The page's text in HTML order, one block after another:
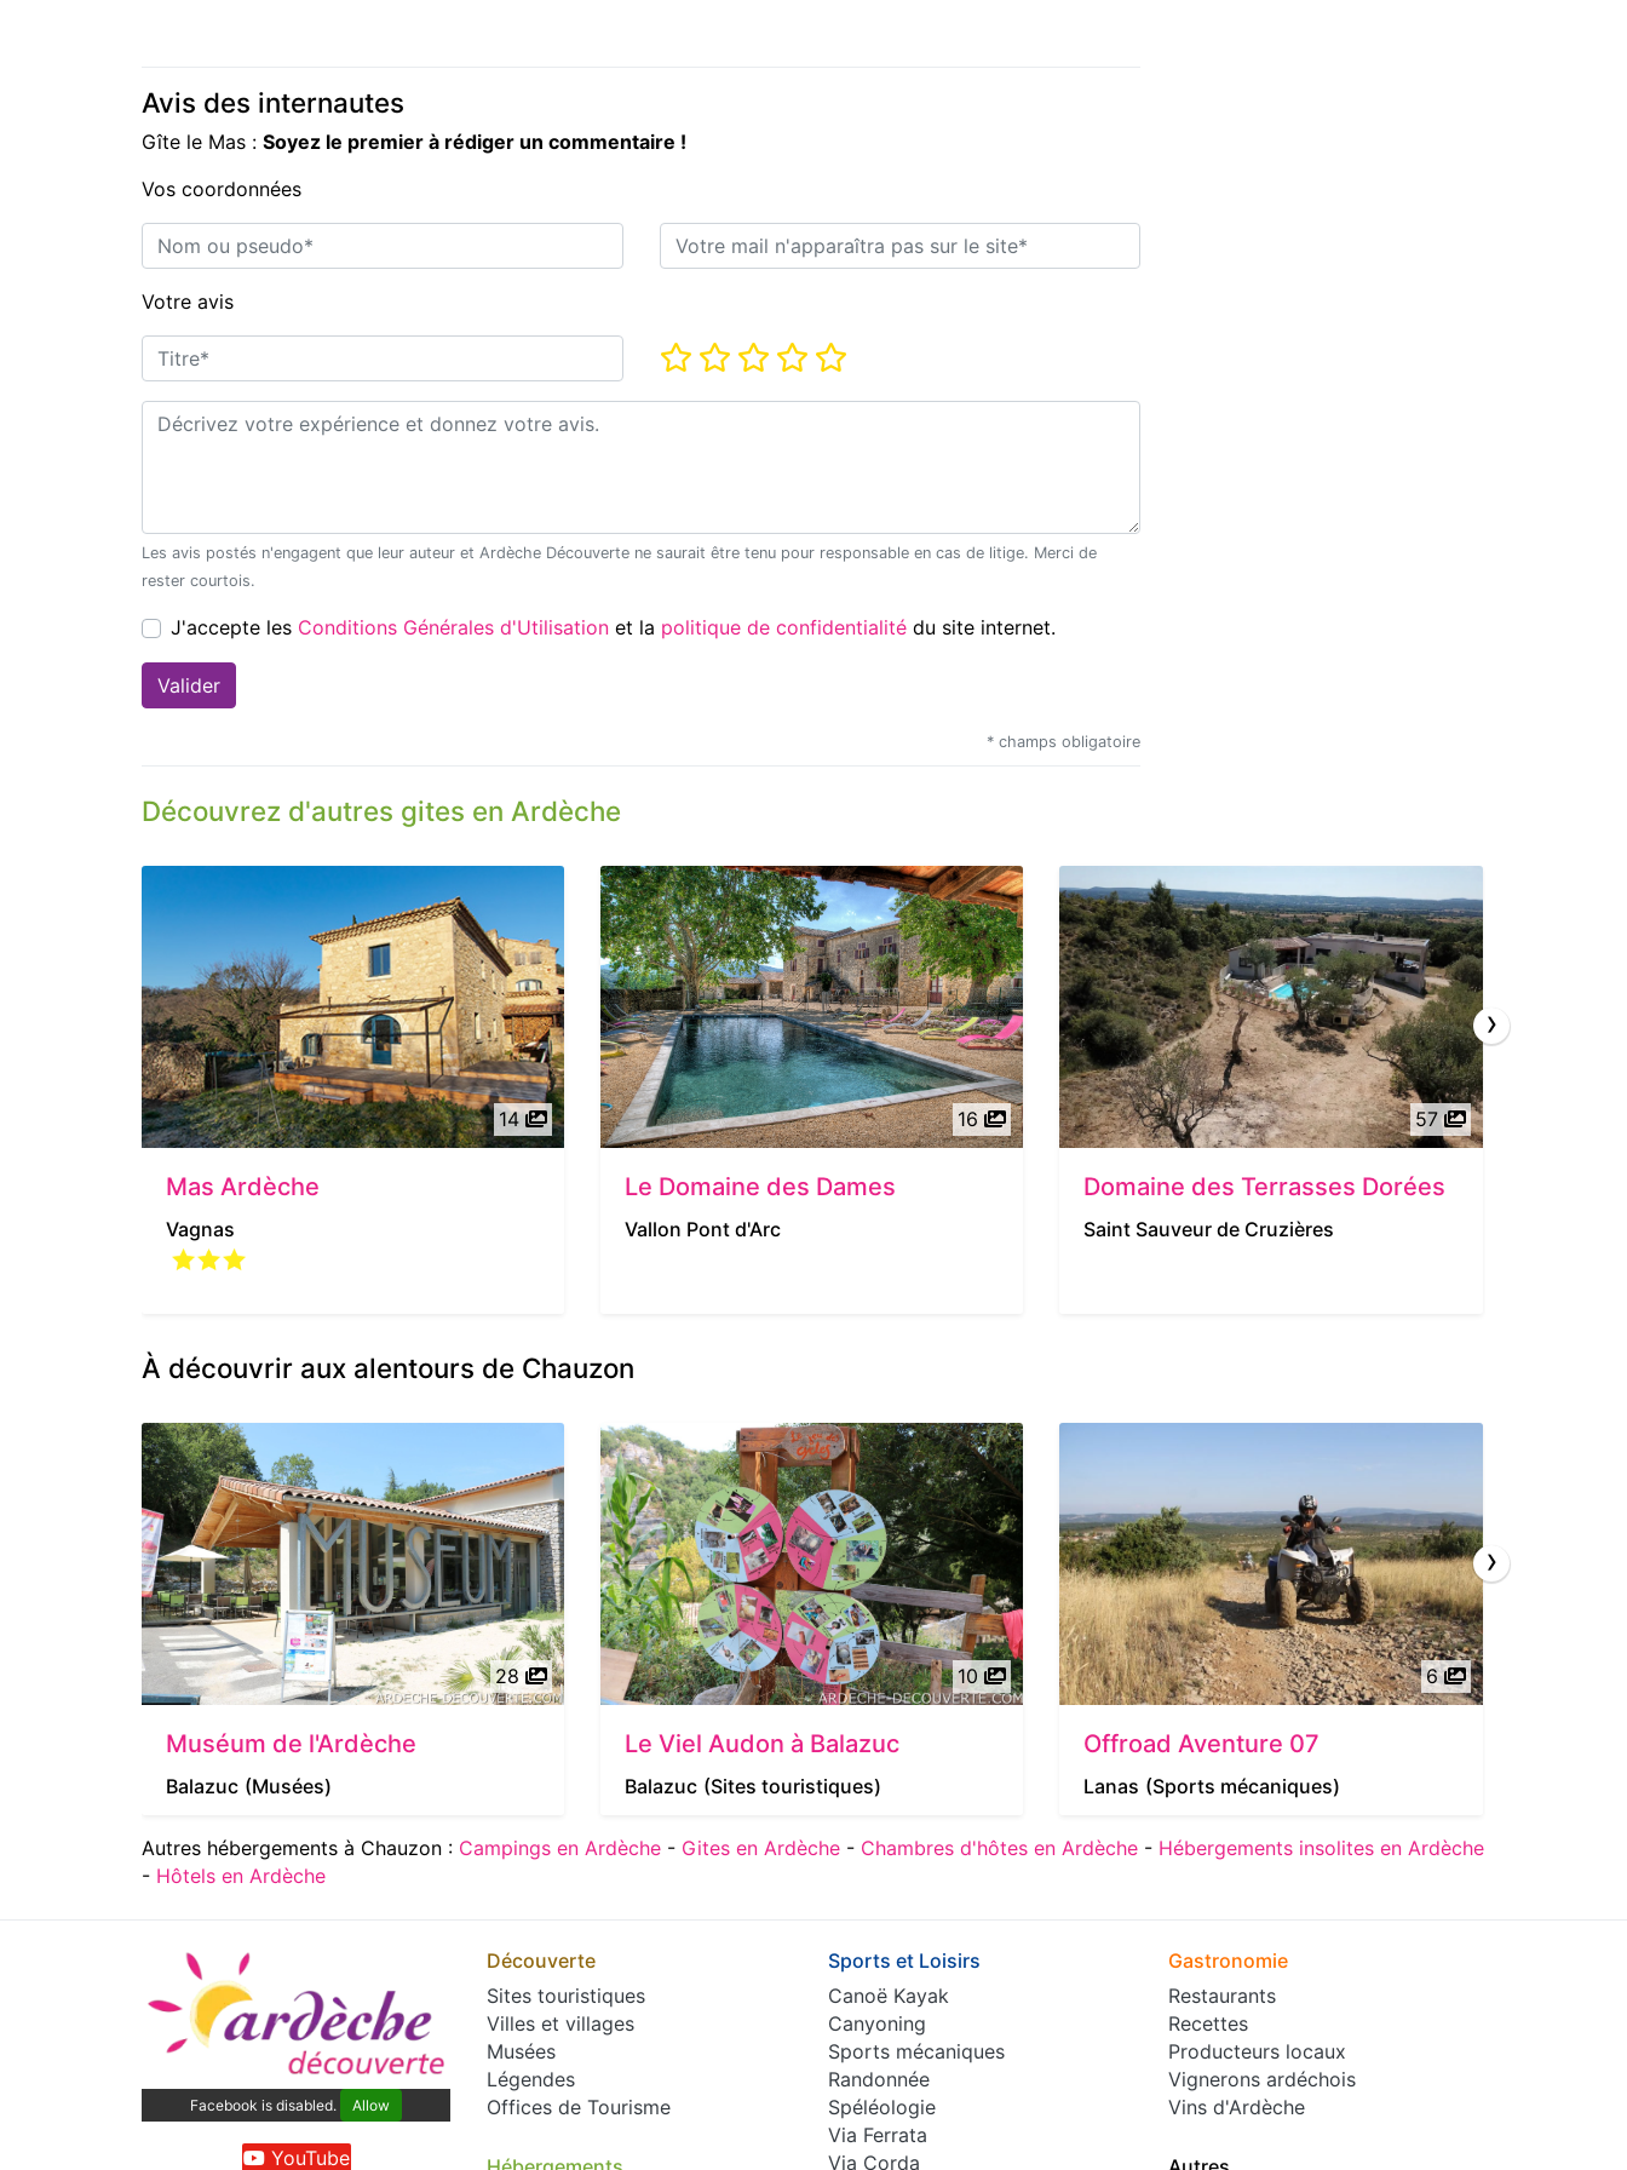
Avis des internautes
Gîte le Mas : Soyez le premier à rédiger un commentaire !
Vos coordonnées
Nom ou pseudo*
E-mail*
Votre avis
Titre*
Note*
Commentaire*
Les avis postés n'engagent que leur auteur et Ardèche Découverte ne saurait être tenu pour responsable en cas de litige. Merci de
rester courtois.
J'accepte les Conditions Générales d'Utilisation et la politique de confidentialité du site internet.
* champs obligatoire
Découvrez d'autres gites en Ardèche
14
Mas Ardèche
Vagnas
16
Le Domaine des Dames
Vallon Pont d'Arc
57
Domaine des Terrasses Dorées
Saint Sauveur de Cruzières
›
À découvrir aux alentours de Chauzon
28
Muséum de l'Ardèche
Balazuc (Musées)
10
Le Viel Audon à Balazuc
Balazuc (Sites touristiques)
6
Offroad Aventure 07
Lanas (Sports mécaniques)
›
Autres hébergements à Chauzon : Campings en Ardèche - Gites en Ardèche - Chambres d'hôtes en Ardèche - Hébergements insolites en Ardèche
- Hôtels en Ardèche
Facebook is disabled. Allow
YouTube
Découverte
Sites touristiques
Villes et villages
Musées
Légendes
Offices de Tourisme
Sports et Loisirs
Canoë Kayak
Canyoning
Sports mécaniques
Randonnée
Spéléologie
Via Ferrata
Via Corda
Gastronomie
Restaurants
Recettes
Producteurs locaux
Vignerons ardéchois
Vins d'Ardèche